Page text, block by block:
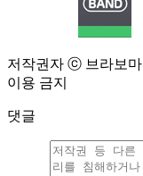
저작권자 ⓒ 브라보
이용 금지
댓글